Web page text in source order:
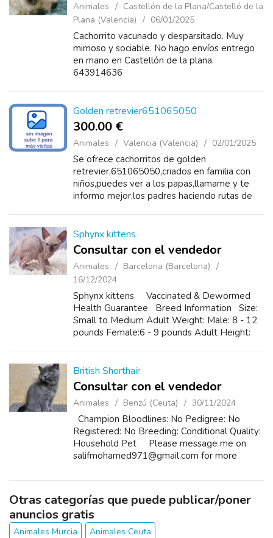
Animales
Castellón de la Plana/Castelló de la
Plana (Valencia)
06/01/2025
Cachorrito vacunado y desparsitado. Muy
mimoso y sociable. No hago envíos entrego
en mano en Castellón de la plana.
643914636
Golden retrevier651065050
300.00 €
Animales Valencia (Valencia) 02/01/2025
Se ofrece cachorritos de golden
retrevier,651065050,criados en familia con
niños,puedes ver a los papas,llamame y te
informo mejor,los padres haciendo rutas de
Sphynx kittens
Consultar con el vendedor
Animales
Barcelona (Barcelona)
16/12/2024
Sphynx kittens Vaccinated & Dewormed
Health Guarantee Breed Information Size:
Small to Medium Adult Weight: Male: 8 - 12
pounds Female:6 - 9 pounds Adult Height:
British Shorthair
Consultar con el vendedor
Animales Benzú (Ceuta) 30/11/2024
Champion Bloodlines: No Pedigree: No
Registered: No Breeding: Conditional Quality:
Household Pet Please message me on
salifmohamed971@gmail.com for more
Otras categorías que puede publicar/poner
anuncios gratis
Animales Murcia
Animales Ceuta